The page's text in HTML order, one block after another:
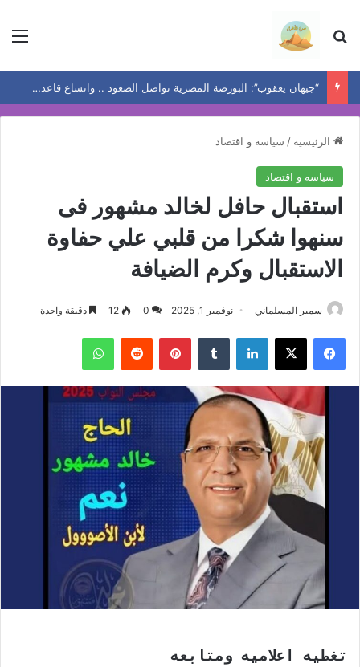
بحث عن
“جيهان يعقوب”: البورصة المصرية تواصل الصعود .. واتساع قاعدة المكاسب يعيد رسم خريطة الفرص
الرئيسية / سياسه و اقتصاد
سياسه و اقتصاد
استقبال حافل لخالد مشهور فى
سنهوا شكرا من قلبي علي حفاوة
الاستقبال وكرم الضيافة
سمير المسلماني نوفمبر 1, 2025 0
12 دقيقة واحدة
فيسبوك ‫X لينكدإن بينتيريست واتساب
تغطيه اعلاميه ومتابعه